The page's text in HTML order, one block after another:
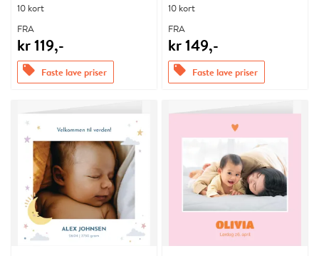
10 kort
FRA
kr 119,-
offers Faste lave priser
10 kort
FRA
kr 149,-
offers Faste lave priser